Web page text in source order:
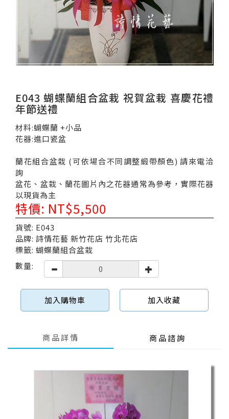
E043 蝴蝶蘭組合盆栽 祝賀盆栽 喜慶花禮
年節送禮
材料:蝴蝶蘭 +小品
花器:進口瓷盆
蘭花組合盆栽 (可依場合不同調整緞帶顏色) 請來電洽
詢
盆花、盆栽、蘭花圖片內之花器通常為參考，實際花器
以現貨為主
特價: NT$5,500
貨號: E043
品牌: 詩情花藝 新竹花店 竹北花店
標籤: 蝴蝶蘭組合盆栽
數量:
加入購物車 加入收藏
商品詳情 商品諮詢